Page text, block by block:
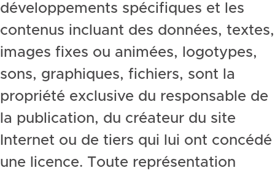
développements spécifiques et les
contenus incluant des données, textes,
images fixes ou animées, logotypes,
sons, graphiques, fichiers, sont la
propriété exclusive du responsable de
la publication, du créateur du site
Internet ou de tiers qui lui ont concédé
une licence. Toute représentation